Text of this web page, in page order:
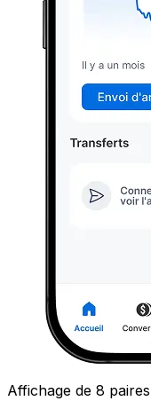
Affichage de 8